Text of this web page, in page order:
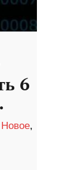
6
Новое,